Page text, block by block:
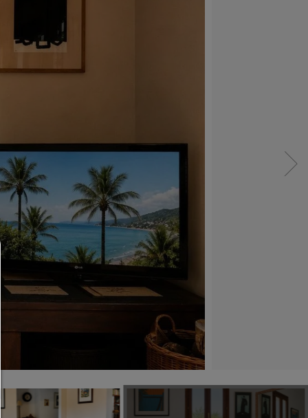
Consent Manager
Um fortfahren zu können,müssen Sie eine
Auswahl treffen. Nachfolgend erhalten Sie
Erläuterung der verschiedenen Optionen und
Bedeutung.